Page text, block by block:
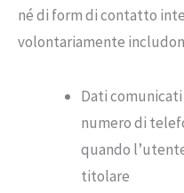
né di form di contatto
volontariamente
Dati
numero di
quando
titolare